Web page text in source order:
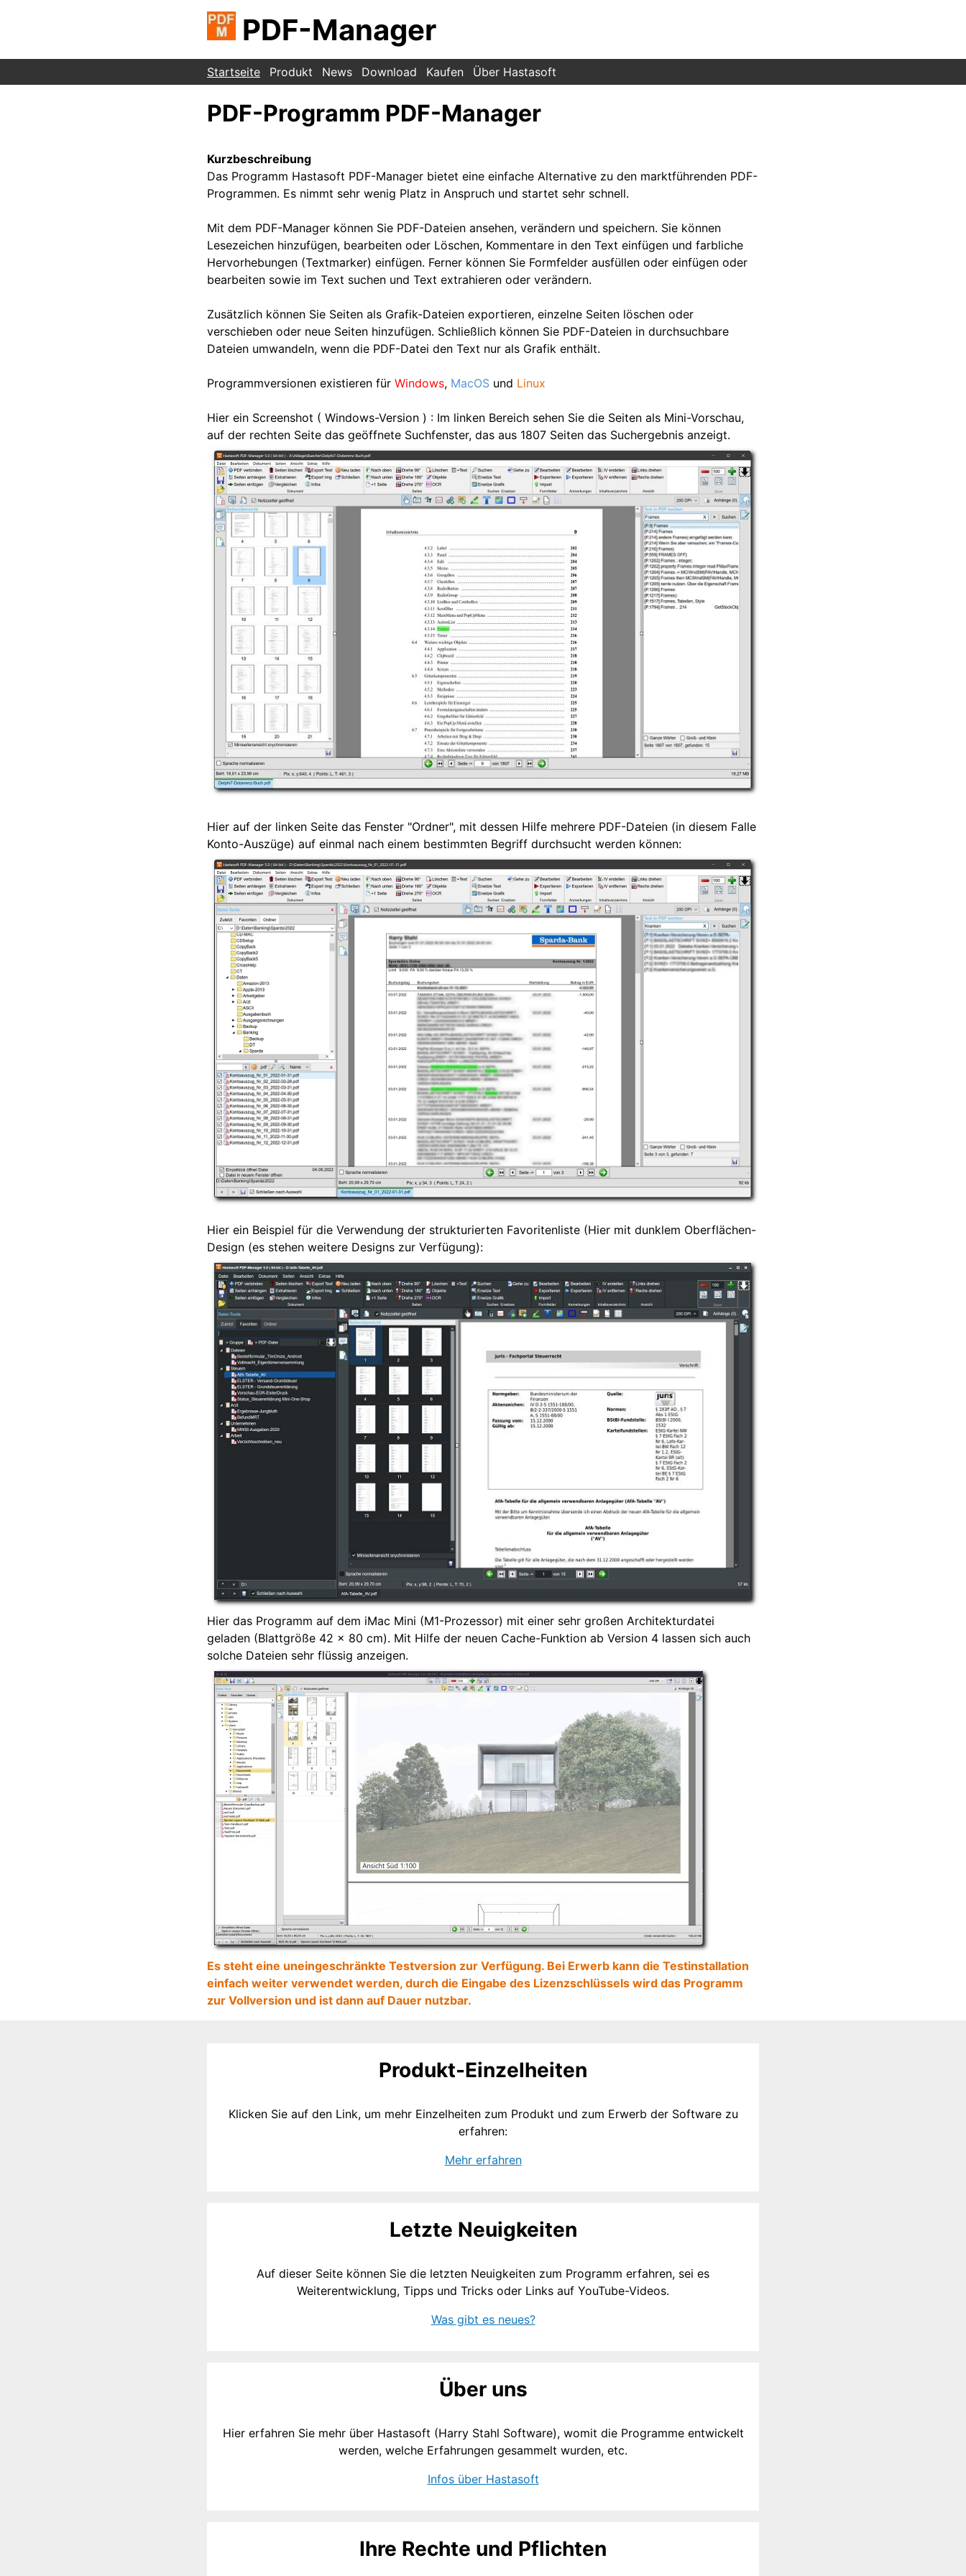
PDF-Manager
Startseite Produkt News Download Kaufen Über Hastasoft
PDF-Programm PDF-Manager
Kurzbeschreibung
Das Programm Hastasoft PDF-Manager bietet eine einfache Alternative zu den marktführenden PDF-
Programmen. Es nimmt sehr wenig Platz in Anspruch und startet sehr schnell.
Mit dem PDF-Manager können Sie PDF-Dateien ansehen, verändern und speichern. Sie können
Lesezeichen hinzufügen, bearbeiten oder Löschen, Kommentare in den Text einfügen und farbliche
Hervorhebungen (Textmarker) einfügen. Ferner können Sie Formfelder ausfüllen oder einfügen oder
bearbeiten sowie im Text suchen und Text extrahieren oder verändern.
Zusätzlich können Sie Seiten als Grafik-Dateien exportieren, einzelne Seiten löschen oder
verschieben oder neue Seiten hinzufügen. Schließlich können Sie PDF-Dateien in durchsuchbare
Dateien umwandeln, wenn die PDF-Datei den Text nur als Grafik enthält.
Programmversionen existieren für Windows, MacOS und Linux
Hier ein Screenshot ( Windows-Version ) : Im linken Bereich sehen Sie die Seiten als Mini-Vorschau,
auf der rechten Seite das geöffnete Suchfenster, das aus 1807 Seiten das Suchergebnis anzeigt.
Hier auf der linken Seite das Fenster "Ordner", mit dessen Hilfe mehrere PDF-Dateien (in diesem Falle
Konto-Auszüge) auf einmal nach einem bestimmten Begriff durchsucht werden können:
Hier ein Beispiel für die Verwendung der strukturierten Favoritenliste (Hier mit dunklem Oberflächen-
Design (es stehen weitere Designs zur Verfügung):
Hier das Programm auf dem iMac Mini (M1-Prozessor) mit einer sehr großen Architekturdatei
geladen (Blattgröße 42 x 80 cm). Mit Hilfe der neuen Cache-Funktion ab Version 4 lassen sich auch
solche Dateien sehr flüssig anzeigen.
Es steht eine uneingeschränkte Testversion zur Verfügung. Bei Erwerb kann die Testinstallation
einfach weiter verwendet werden, durch die Eingabe des Lizenzschlüssels wird das Programm
zur Vollversion und ist dann auf Dauer nutzbar.
Produkt-Einzelheiten
Klicken Sie auf den Link, um mehr Einzelheiten zum Produkt und zum Erwerb der Software zu
erfahren:
Mehr erfahren
Letzte Neuigkeiten
Auf dieser Seite können Sie die letzten Neuigkeiten zum Programm erfahren, sei es
Weiterentwicklung, Tipps und Tricks oder Links auf YouTube-Videos.
Was gibt es neues?
Über uns
Hier erfahren Sie mehr über Hastasoft (Harry Stahl Software), womit die Programme entwickelt
werden, welche Erfahrungen gesammelt wurden, etc.
Infos über Hastasoft
Ihre Rechte und Pflichten